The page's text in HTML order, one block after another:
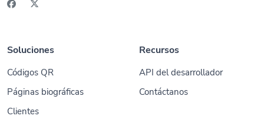
Soluciones
Códigos QR
Páginas biográficas
Clientes
Recursos
API del desarrollador
Contáctanos